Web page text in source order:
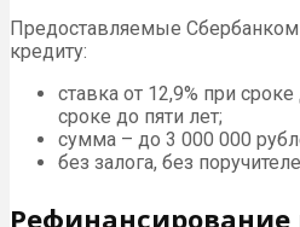
Предоставляемые
кредиту:
ставка от 12,9% при
сроке до пяти лет;
сумма – до 3 000 000
без залога, без
Рефинансирование